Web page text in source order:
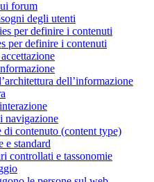
forum
degli utenti
per definire i contenuti
per definire i contenuti
dell’informazione
navigazione
contenuto (content type)
e standard
controllati e tassonomie